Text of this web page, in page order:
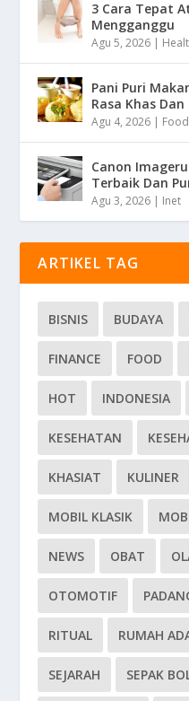
3 Cara Tepat
Mengganggu
Agu 5, 2026 |
Pani Puri
Rasa Khas
Agu 4, 2026 | Food
Canon
Terbaik Dan
Agu 3, 2026 | Inet
ARTIKEL TAG
BISNIS BUDAYA
FINANCE FOOD
HOT INDONESIA
KESEHATAN
KHASIAT KULINER
MOBIL KLASIK
NEWS OBAT
OTOMOTIF
RITUAL RUMAH
SEJARAH SEPAK